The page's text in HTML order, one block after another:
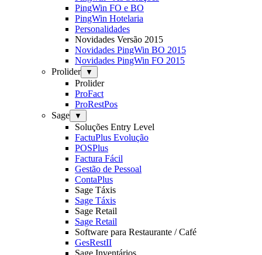
PingWin FO e BO
PingWin Hotelaria
Personalidades
Novidades Versão 2015
Novidades PingWin BO 2015
Novidades PingWin FO 2015
Prolider
▼
Prolider
ProFact
ProRestPos
Sage
▼
Soluções Entry Level
FactuPlus Evolução
POSPlus
Factura Fácil
Gestão de Pessoal
ContaPlus
Sage Táxis
Sage Táxis
Sage Retail
Sage Retail
Software para Restaurante / Café
GesRestII
Sage Inventários